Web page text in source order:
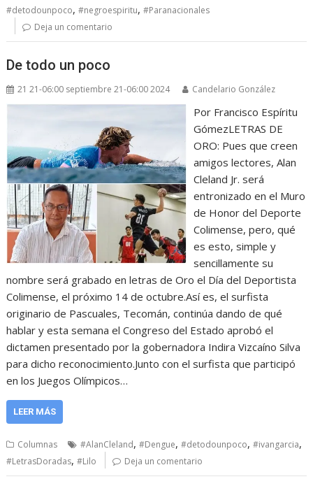
#detodounpoco,#negroespiritu,#Paranacionales
Deja un comentario
De todo un poco
21 21-06:00 septiembre 21-06:00 2024 Candelario González
Por Francisco Espíritu
GómezLETRAS DE
ORO: Pues que creen
amigos lectores, Alan
Cleland Jr. será
entronizado en el Muro
de Honor del Deporte
Colimense, pero, qué
es esto, simple y
sencillamente su
nombre será grabado en letras de Oro el Día del Deportista
Colimense, el próximo 14 de octubre.Así es, el surfista
originario de Pascuales, Tecomán, continúa dando de qué
hablar y esta semana el Congreso del Estado aprobó el
dictamen presentado por la gobernadora Indira Vizcaíno Silva
para dicho reconocimiento.Junto con el surfista que participó
en los Juegos Olímpicos…
LEER MÁS
Columnas #AlanCleland,#Dengue,#detodounpoco,#ivangarcia,
#LetrasDoradas,#Lilo Deja un comentario